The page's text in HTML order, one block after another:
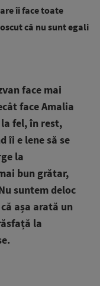
îi face toate
că nu sunt egali
face mai
face Amalia
fel, în rest,
îi e lene să se
la
bun grătar,
suntem deloc
așa arată un
la